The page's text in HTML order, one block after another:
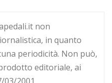
non
in quanto
periodicità. Non può,
editoriale, ai